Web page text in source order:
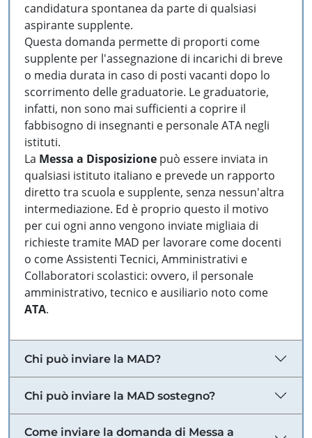
candidatura spontanea da parte di qualsiasi
aspirante supplente.
Questa domanda permette di proporti come
supplente per l'assegnazione di incarichi di breve
o media durata in caso di posti vacanti dopo lo
scorrimento delle graduatorie. Le graduatorie,
infatti, non sono mai sufficienti a coprire il
fabbisogno di insegnanti e personale ATA negli
istituti.
La Messa a Disposizione può essere inviata in
qualsiasi istituto italiano e prevede un rapporto
diretto tra scuola e supplente, senza nessun'altra
intermediazione. Ed è proprio questo il motivo
per cui ogni anno vengono inviate migliaia di
richieste tramite MAD per lavorare come docenti
o come Assistenti Tecnici, Amministrativi e
Collaboratori scolastici: ovvero, il personale
amministrativo, tecnico e ausiliario noto come
ATA.
Chi può inviare la MAD?
Chi può inviare la MAD sostegno?
Come inviare la domanda di Messa a